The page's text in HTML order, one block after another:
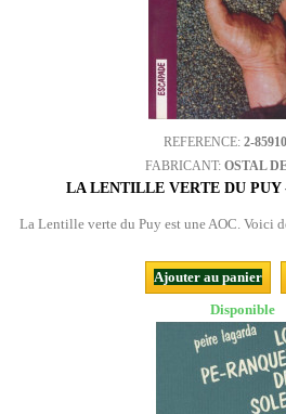
REFERENCE: 2-
FABRICANT: OSTAL
LA LENTILLE VERTE DU
La Lentille verte du Puy est une AOC. Voici
Ajouter au panier
Disponible